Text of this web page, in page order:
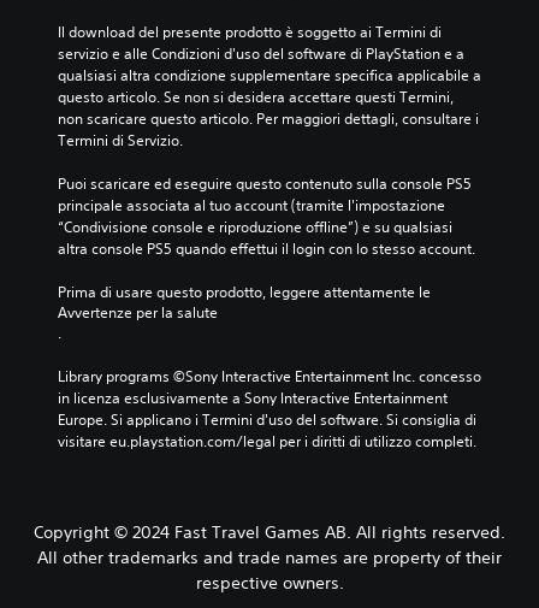
Il download del presente prodotto è soggetto ai Termini di
servizio e alle Condizioni d'uso del software di PlayStation e a
qualsiasi altra condizione supplementare specifica applicabile a
questo articolo. Se non si desidera accettare questi Termini,
non scaricare questo articolo. Per maggiori dettagli, consultare i
Termini di Servizio.
Puoi scaricare ed eseguire questo contenuto sulla console PS5
principale associata al tuo account (tramite l'impostazione
“Condivisione console e riproduzione offline”) e su qualsiasi
altra console PS5 quando effettui il login con lo stesso account.
Prima di usare questo prodotto, leggere attentamente le
Avvertenze per la salute
.
Library programs ©Sony Interactive Entertainment Inc. concesso
in licenza esclusivamente a Sony Interactive Entertainment
Europe. Si applicano i Termini d'uso del software. Si consiglia di
visitare eu.playstation.com/legal per i diritti di utilizzo completi.
Copyright © 2024 Fast Travel Games AB. All rights reserved.
All other trademarks and trade names are property of their
respective owners.